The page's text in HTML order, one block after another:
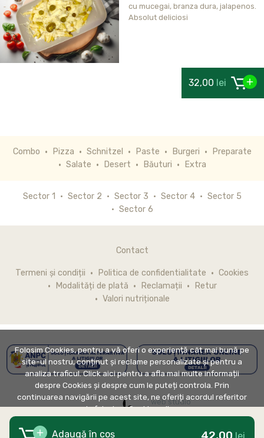
Adaugă în coș 42,00 lei
cu mucegai, branza dura, jalapenos.
Absolut deliciosi
32,00 lei
Combo Pizza Schnitzel Paste Burgeri
Preparate
Salate
Desert Băuturi Extra
Sector 1 Sector 2 Sector 3 Sector 4
Sector 5
Sector 6
Contact
Termeni și condiții Politica de confidentialitate
Cookies
Modalități de plată
Reclamații
Retur
Valori nutriționale
web studio
Folosim Cookies, pentru a vă oferi o experiență cât mai bună pe
site-ul nostru, conținut și reclame personalizate și pentru a
analiza traficul. Click aici pentru a afla mai multe informații
despre Cookies și despre cum le puteți controla. Prin
continuarea navigării pe acest site, ne oferiți acordul referitor
la folosirea Cookie-urilor.
DE ACORD